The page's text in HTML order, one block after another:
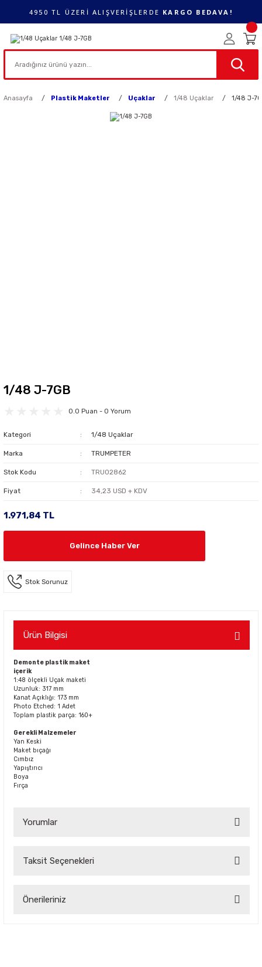
4950 TL ÜZERİ ALIŞVERİŞLERDE KARGO BEDAVA!
Anasayfa Plastik Maketler Uçaklar 1/48 Uçaklar 1/48 J-
1/48 J-7GB
0.0 Puan - 0 Yorum
Kategori 1/48 Uçaklar
Marka TRUMPETER
Stok Kodu TRU02862
Fiyat 34,23 USD + KDV
1.971,84 TL
Gelince Haber Ver
Stok Sorunuz
Ürün Bilgisi
Demonte plastik maket
içerik
1:48 ölçekli Uçak maketi
Uzunluk: 317 mm
Kanat Açıklığı: 173 mm
Photo Etched: 1 Adet
Toplam plastik parça: 160+
Gerekli Malzemeler
Yan Keski
Maket bıçağı
Cımbız
Yapıştırıcı
Boya
Fırça
Yorumlar
Taksit Seçenekleri
Önerileriniz